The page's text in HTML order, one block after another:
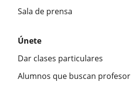
Sala de prensa
Únete
Dar clases particulares
Alumnos que buscan profesor